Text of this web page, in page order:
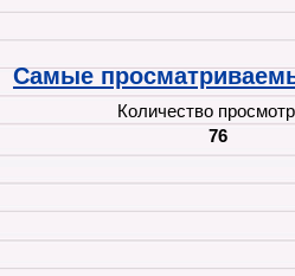
Самые
Количество
76